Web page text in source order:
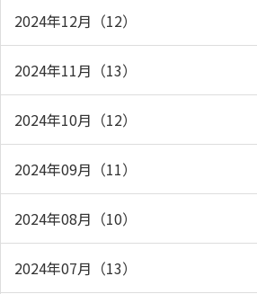
2024年12月（12）
2024年11月（13）
2024年10月（12）
2024年09月（11）
2024年08月（10）
2024年07月（13）